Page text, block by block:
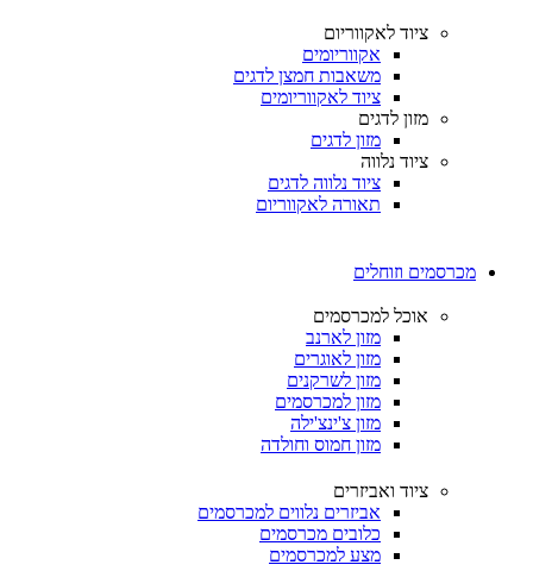
ציוד לאקווריום
אקווריומים
משאבות חמצן לדגים
ציוד לאקווריומים
מזון לדגים
מזון לדגים
ציוד נלווה
ציוד נלווה לדגים
תאורה לאקווריום
מכרסמים וזוחלים
אוכל למכרסמים
מזון לארנב
מזון לאוגרים
מזון לשרקנים
מזון למכרסמים
מזון צ'ינצ'ילה
מזון חמוס וחולדה
ציוד ואביזרים
אביזרים נלווים למכרסמים
כלובים מכרסמים
מצע למכרסמים